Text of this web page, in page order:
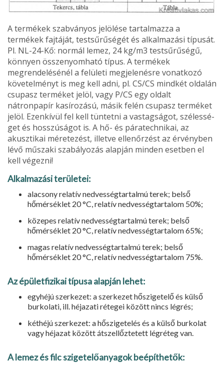
A termékek szabványos jelölése tar­talmazza a
termékek fajtáját, testsűrűsé­gét és alkalmazási típusát.
Pl. NL-24-Kő: normál lemez, 24 kg/m3 testsűrűsé­gű,
könnyen összenyomható típus. A termékek
megrendelésénél a felületi megjelenésre vonatkozó
követelményt is meg kell adni, pl. CS/CS mindkét ol­dalán
csupasz terméket jelöl, vagy P/CS egy oldalt
nátronpapír kasírozású, másik felén csupasz terméket
jelöl. Ezenkívül fel kell tüntetni a vastagságot, szélessé­
get és hosszúságot is. A hő- és páratechnikai, az
akusztikai méretezést, illetve ellenőrzést az ér­vényben
lévő műszaki szabályozás alapján minden esetben el
kell végezni!
Alkalmazási területei:
alacsony relatív nedvességtartalmú terek; belső
hőmérséklet 20 °C, rela­tív nedvességtartalom 50%;
közepes relatív nedvességtartalmú terek; belső
hőmérséklet 20 °C, rela­tív nedvességtartalom 65%;
magas relatív nedvességtartalmú te­rek; belső
hőmérséklet 20 °C, relatív nedvességtartalom 75%.
Az épületfizikai típusa alapján lehet:
egyhéjú szerkezet: a szerkezet hő­szigetelő és külső
burkolati, ill. héjazati rétegei között nincs légrés;
kéthéjú szerkezet: a hőszigetelés és a külső burkolat
vagy héjazat között átszellőztetett légréteg van.
A lemez és filc szigetelőanyagok be­építhetők: